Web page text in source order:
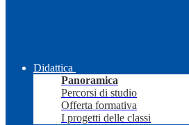
Didattica
Panoramica
Percorsi di studio
Offerta formativa
I progetti delle classi